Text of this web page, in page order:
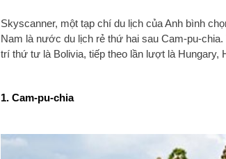
Skyscanner, một tạp chí du lịch của Anh bình
Nam là nước du lịch rẻ thứ hai sau Cam-pu-
trí thứ tư là Bolivia, tiếp theo lần lượt là Hungary,
1. Cam-pu-chia